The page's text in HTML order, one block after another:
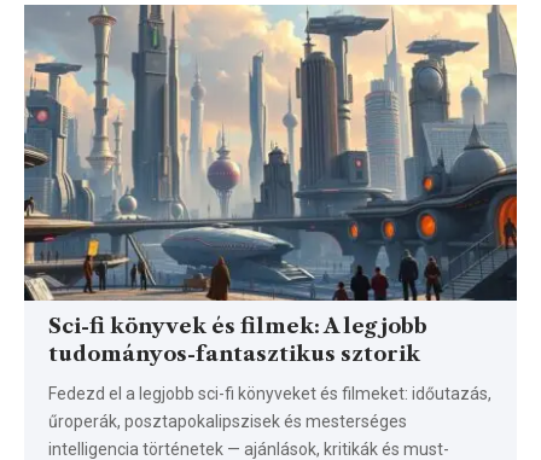
Sci-fi könyvek és filmek: A legjobb
tudományos-fantasztikus sztorik
Fedezd el a legjobb sci-fi könyveket és filmeket: időutazás,
űroperák, posztapokalipszisek és mesterséges
intelligencia történetek — ajánlások, kritikák és must-